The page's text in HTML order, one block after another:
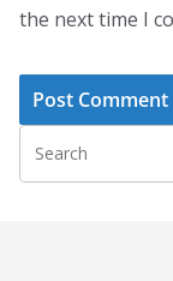
the next time I